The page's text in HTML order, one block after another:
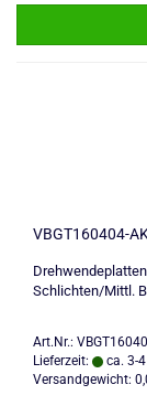
VBGT160404-
Schlichten/Mittl.
Art.Nr.:
Lieferzeit:
ca. 3-
Versandgewicht: